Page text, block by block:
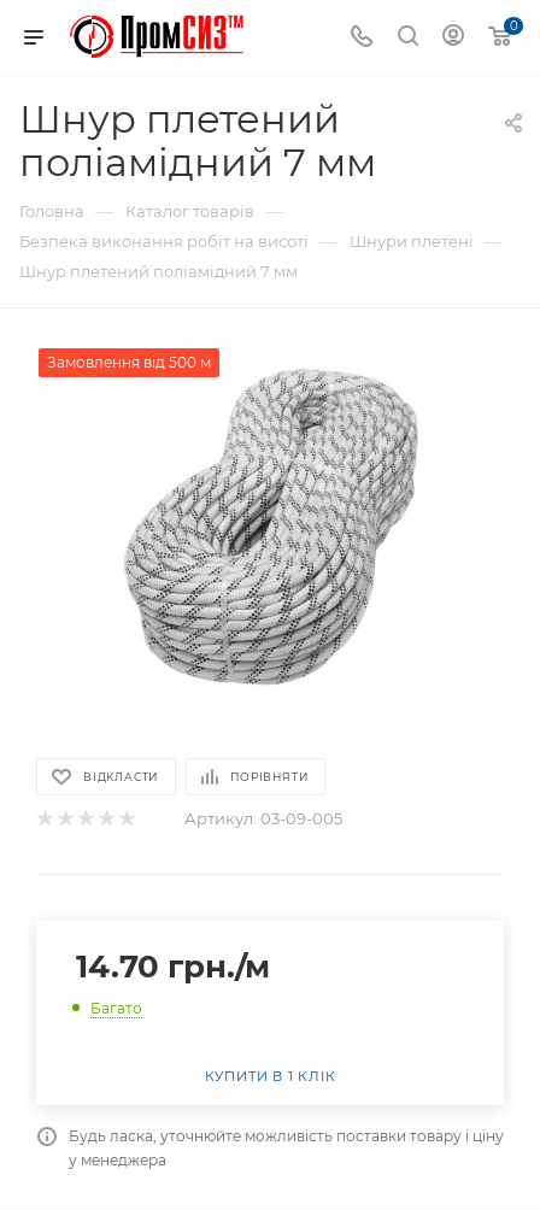
0
Шнур плетений
поліамідний 7 мм
Головна — Каталог товарів —
Безпека виконання робіт на висоті — Шнури плетені —
Шнур плетений поліамідний 7 мм
Замовлення від 500 м
ВІДКЛАСТИ ПОРІВНЯТИ
Артикул: 03-09-005
14.70 грн./м
Багато
КУПИТИ В 1 КЛІК
Будь ласка, уточнюйте можливість поставки товару і ціну
у менеджера